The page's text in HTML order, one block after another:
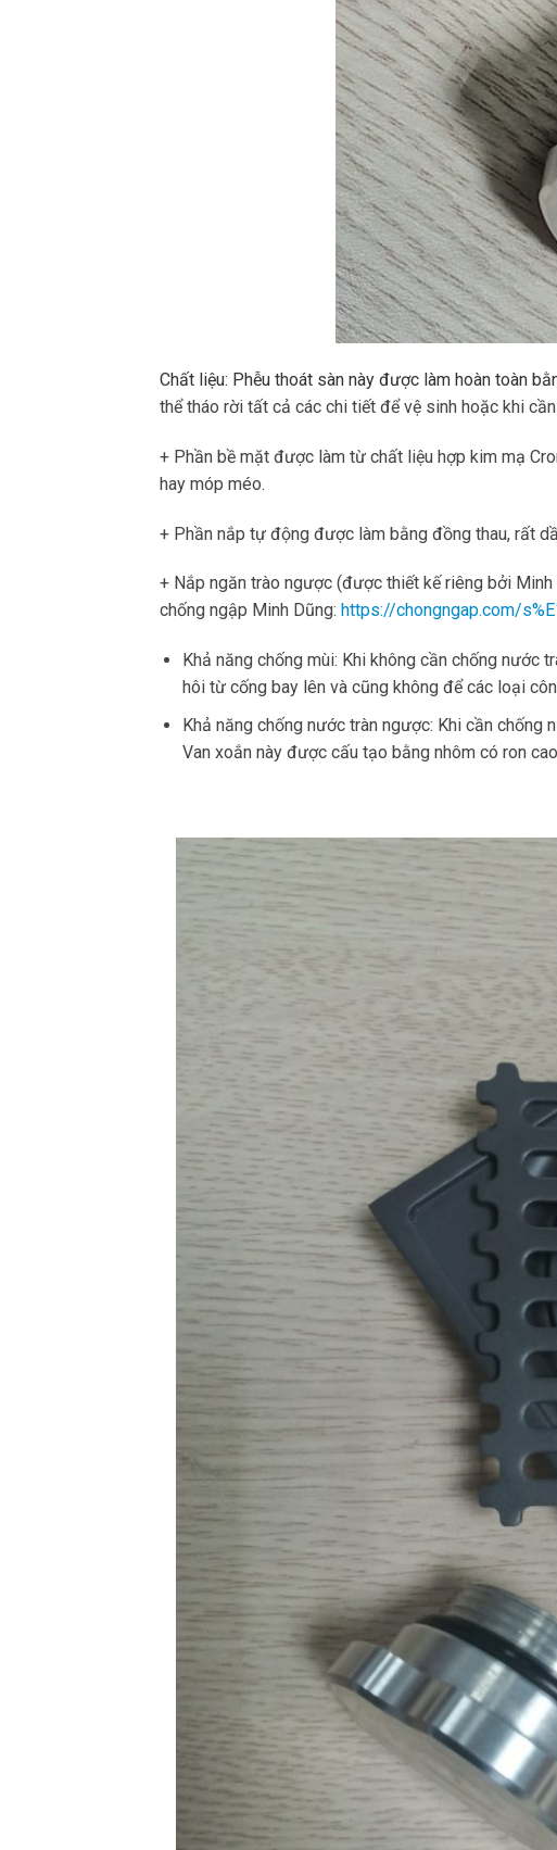
Chất liệu: Phễu thoát sàn này được làm hoàn toàn
thể tháo rời tất cả các chi tiết để vệ sinh hoặc khi
+ Phần bề mặt được làm từ chất liệu hợp kim mạ
hay móp méo.
+ Phần nắp tự động được làm bằng đồng thau, rất
+ Nắp ngăn trào ngược (được thiết kế riêng bởi
chống ngập Minh Dũng: https://chongngap.com/
Khả năng chống mùi: Khi không cần chống
hôi từ cống bay lên và cũng không để các loại
Khả năng chống nước tràn ngược: Khi cần chống
Van xoắn này được cấu tạo bằng nhôm có ron